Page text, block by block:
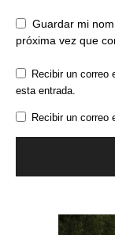
Guardar mi
próxima vez que
Recibir un correo
esta entrada.
Recibir un correo